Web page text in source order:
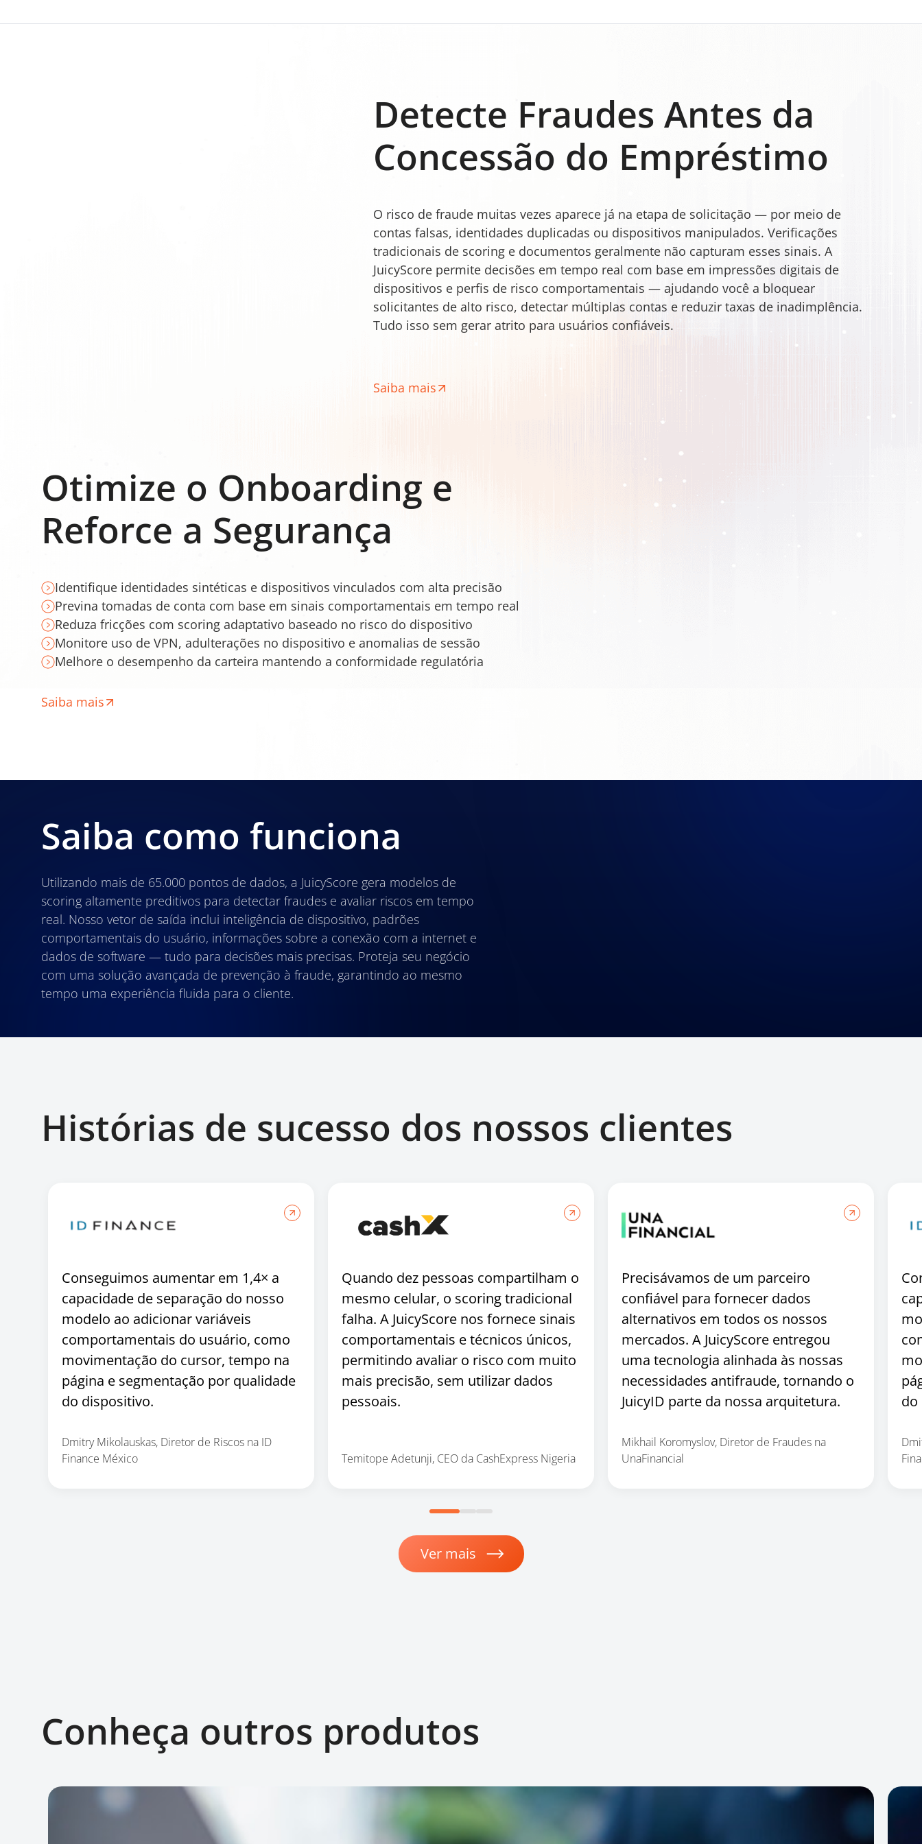
Detecte Fraudes Antes da
Concessão do Empréstimo
O risco de fraude muitas vezes aparece já na etapa de solicitação — por meio de
contas falsas, identidades duplicadas ou dispositivos manipulados. Verificações
tradicionais de scoring e documentos geralmente não capturam esses sinais. A
JuicyScore permite decisões em tempo real com base em impressões digitais de
dispositivos e perfis de risco comportamentais — ajudando você a bloquear
solicitantes de alto risco, detectar múltiplas contas e reduzir taxas de inadimplência.
Tudo isso sem gerar atrito para usuários confiáveis.
Saiba mais
Otimize o Onboarding e
Reforce a Segurança
Identifique identidades sintéticas e dispositivos vinculados com alta precisão
Previna tomadas de conta com base em sinais comportamentais em tempo real
Reduza fricções com scoring adaptativo baseado no risco do dispositivo
Monitore uso de VPN, adulterações no dispositivo e anomalias de sessão
Melhore o desempenho da carteira mantendo a conformidade regulatória
Saiba mais
Saiba como funciona
Utilizando mais de 65.000 pontos de dados, a JuicyScore gera modelos de
scoring altamente preditivos para detectar fraudes e avaliar riscos em tempo
real. Nosso vetor de saída inclui inteligência de dispositivo, padrões
comportamentais do usuário, informações sobre a conexão com a internet e
dados de software — tudo para decisões mais precisas. Proteja seu negócio
com uma solução avançada de prevenção à fraude, garantindo ao mesmo
tempo uma experiência fluida para o cliente.
Histórias de sucesso dos nossos clientes
Conseguimos aumentar em 1,4× a
capacidade de separação do nosso
modelo ao adicionar variáveis
comportamentais do usuário, como
movimentação do cursor, tempo na
página e segmentação por qualidade
do dispositivo.
Dmitry Mikolauskas, Diretor de Riscos na ID
Finance México
Quando dez pessoas compartilham o
mesmo celular, o scoring tradicional
falha. A JuicyScore nos fornece sinais
comportamentais e técnicos únicos,
permitindo avaliar o risco com muito
mais precisão, sem utilizar dados
pessoais.
Temitope Adetunji, CEO da CashExpress Nigeria
Precisávamos de um parceiro
confiável para fornecer dados
alternativos em todos os nossos
mercados. A JuicyScore entregou
uma tecnologia alinhada às nossas
necessidades antifraude, tornando o
JuicyID parte da nossa arquitetura.
Mikhail Koromyslov, Diretor de Fraudes na
UnaFinancial
do
Ver mais
Conheça outros produtos